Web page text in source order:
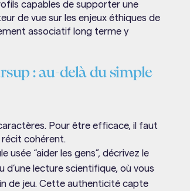
capables de supporter une
de vue sur les enjeux éthiques de
associatif long terme y
: au-delà du simple
Pour être efficace, il faut
récit cohérent.
usée “aider les gens”, décrivez le
d’une lecture scientifique, où vous
de jeu. Cette authenticité capte